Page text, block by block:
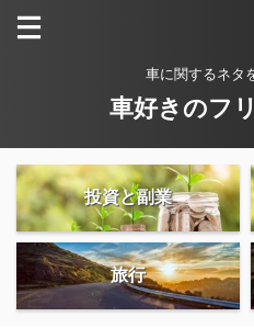
車に関するネタ
車好きのフ
投資と副業
旅行